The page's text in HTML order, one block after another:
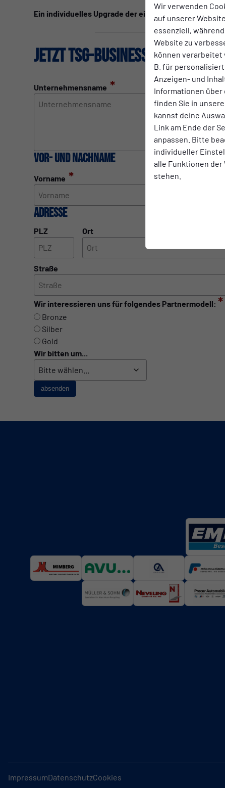
Wir verwenden
auf unserer
essenziell,
Website zu
können verarbeitet
B. für
Anzeigen- und
Informationen über
finden Sie in
kannst deine
Link am Ende der
anpassen. Bitte
individueller
alle Funktionen der
stehen.
Ein individuelles Upgrade der einzelnen Pakete mit
JETZT TSG-Business-Partner
Unternehmensname *
Vor- und Nachname
Vorname * Nachname
Adresse
PLZ Ort
Straße
Wir interessieren uns für folgendes Partnermodell: *
Bronze
Silber
Gold
Wir bitten um...
absenden
ImpressumDatenschutzCookies